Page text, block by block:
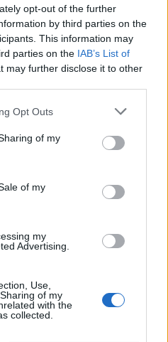
opt-out of the further
by third parties on the
This information may
parties on the IAB’s List of
may further disclose it to other
Opt Outs
of my
of my
my
Advertising.
Use,
of my
with the
collected.
CLASSICA
in questo portale è di nostra proprietà.
su "Juventus Magazine" sono in parte giunti
attraverso regolari comunicati